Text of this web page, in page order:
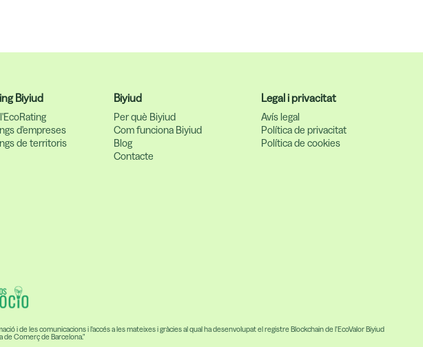
Biyiud
d'empreses
de territoris
Biyiud
Per què Biyiud
Com funciona Biyiud
Blog
Contacte
Legal i privacitat
Avís legal
Política de privacitat
Política de cookies
i de les comunicacions i l'accés a les mateixes i gràcies al qual ha desenvolupat el registre Blockchain de l'EcoValor Biyiud
de Comerç de Barcelona."